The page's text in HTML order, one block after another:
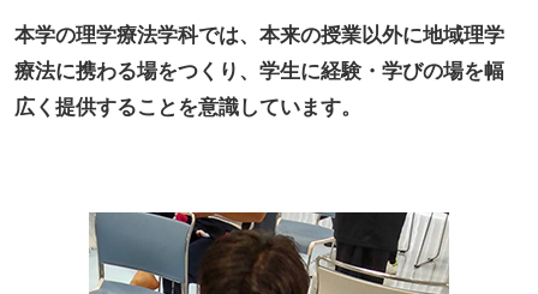
本学の理学療法学科では、本来の授業以外に地域理学
療法に携わる場をつくり、学生に経験・学びの場を幅
広く提供することを意識しています。